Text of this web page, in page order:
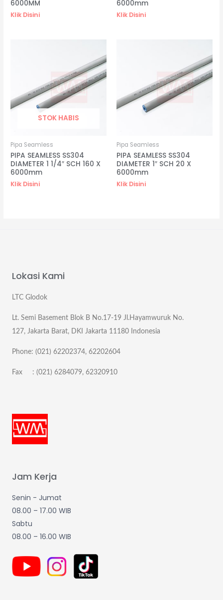
6000MM
Klik Disini
6000mm
Klik Disini
STOK HABIS
Pipa Seamless
PIPA SEAMLESS SS304
DIAMETER 1 1/4″ SCH 160 X
6000mm
Klik Disini
Pipa Seamless
PIPA SEAMLESS SS304
DIAMETER 1″ SCH 20 X
6000mm
Klik Disini
Lokasi Kami
LTC Glodok
Lt. Semi Basement Blok B No.17-19 Jl.Hayamwuruk No.
127, Jakarta Barat, DKI Jakarta 11180 Indonesia
Phone: (021) 62202374, 62202604
Fax : (021) 6284079, 62320910
Jam Kerja
Senin - Jumat
08.00 – 17.00 WIB
Sabtu
08.00 – 16.00 WIB